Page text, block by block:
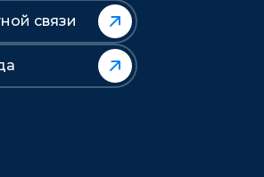
связи